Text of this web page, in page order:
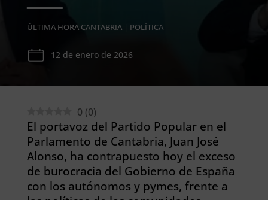
ÚLTIMA HORA CANTABRIA| POLÍTICA
12 de enero de 2026
0 (0)
El portavoz del Partido Popular en el
Parlamento de Cantabria, Juan José
Alonso, ha contrapuesto hoy el exceso
de burocracia del Gobierno de España
con los autónomos y pymes, frente a